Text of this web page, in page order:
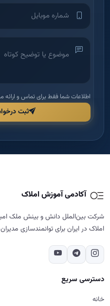
اطلاعات شما فقط برای تماس و ارائه
ثبت
آکادمی آموزش املاک
شرکت بین‌الملل دانش و بینش ملک
املاک در ایران برای توانمندسازی
دسترسی سریع
خانه